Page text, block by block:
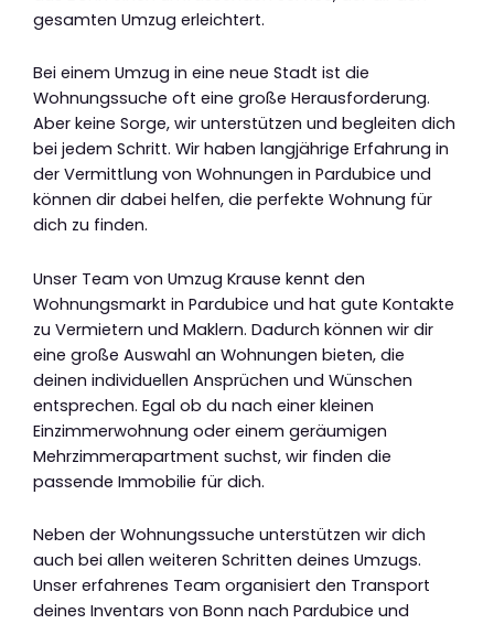
gesamten Umzug erleichtert.
Bei einem Umzug in eine neue Stadt ist die
Wohnungssuche oft eine große Herausforderung.
Aber keine Sorge, wir unterstützen und begleiten dich
bei jedem Schritt. Wir haben langjährige Erfahrung in
der Vermittlung von Wohnungen in Pardubice und
können dir dabei helfen, die perfekte Wohnung für
dich zu finden.
Unser Team von Umzug Krause kennt den
Wohnungsmarkt in Pardubice und hat gute Kontakte
zu Vermietern und Maklern. Dadurch können wir dir
eine große Auswahl an Wohnungen bieten, die
deinen individuellen Ansprüchen und Wünschen
entsprechen. Egal ob du nach einer kleinen
Einzimmerwohnung oder einem geräumigen
Mehrzimmerapartment suchst, wir finden die
passende Immobilie für dich.
Neben der Wohnungssuche unterstützen wir dich
auch bei allen weiteren Schritten deines Umzugs.
Unser erfahrenes Team organisiert den Transport
deines Inventars von Bonn nach Pardubice und